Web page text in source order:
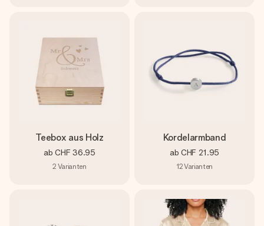
Teebox aus Holz
ab CHF 36.95
2 Varianten
Kordelarmband
ab CHF 21.95
12Varianten